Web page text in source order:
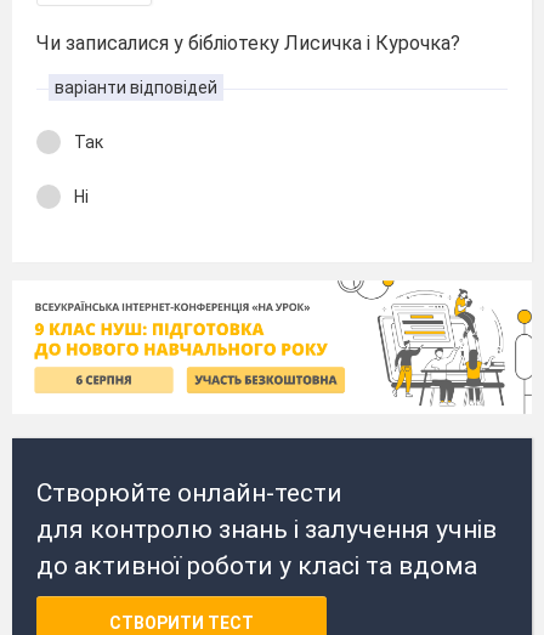
Чи записалися у бібліотеку Лисичка і Курочка?
варіанти відповідей
Так
Ні
Створюйте онлайн-тести
для контролю знань і залучення учнів
до активної роботи у класі та вдома
СТВОРИТИ ТЕСТ